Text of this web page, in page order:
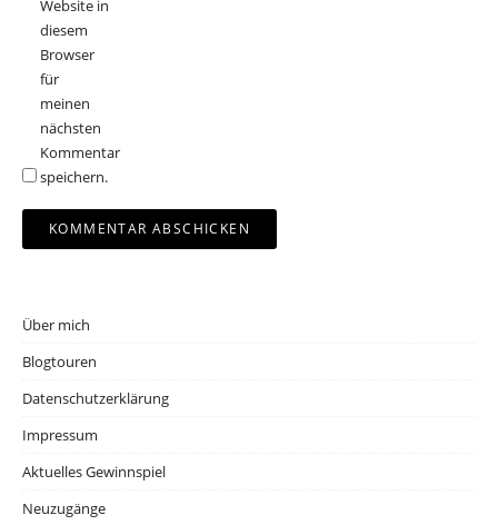
Website in
diesem
Browser
für
meinen
nächsten
Kommentar
speichern.
Über mich
Blogtouren
Datenschutzerklärung
Impressum
Aktuelles Gewinnspiel
Neuzugänge